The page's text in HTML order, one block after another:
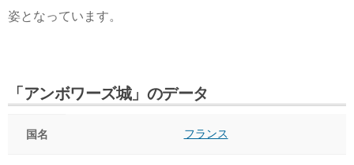
姿となっています。
「アンボワーズ城」のデータ
国名 フランス